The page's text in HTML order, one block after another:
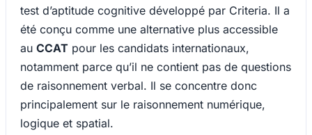
test d’aptitude cognitive développé par Criteria. Il a
été conçu comme une alternative plus accessible
au CCAT pour les candidats internationaux,
notamment parce qu’il ne contient pas de questions
de raisonnement verbal. Il se concentre donc
principalement sur le raisonnement numérique,
logique et spatial.